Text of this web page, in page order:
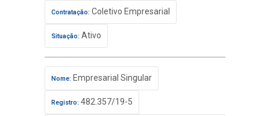
Contratação: Coletivo Empresarial
Situação: Ativo
Nome: Empresarial Singular
Registro: 482.357/19-5